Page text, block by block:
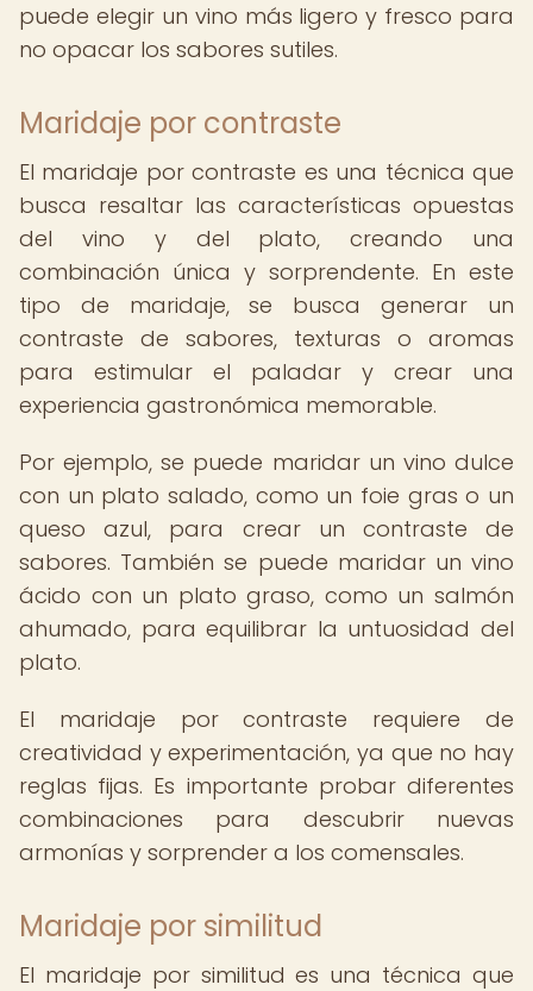
puede elegir un vino más ligero y fresco para
no opacar los sabores sutiles.
Maridaje por contraste
El maridaje por contraste es una técnica que
busca resaltar las características opuestas
del vino y del plato, creando una
combinación única y sorprendente. En este
tipo de maridaje, se busca generar un
contraste de sabores, texturas o aromas
para estimular el paladar y crear una
experiencia gastronómica memorable.
Por ejemplo, se puede maridar un vino dulce
con un plato salado, como un foie gras o un
queso azul, para crear un contraste de
sabores. También se puede maridar un vino
ácido con un plato graso, como un salmón
ahumado, para equilibrar la untuosidad del
plato.
El maridaje por contraste requiere de
creatividad y experimentación, ya que no hay
reglas fijas. Es importante probar diferentes
combinaciones para descubrir nuevas
armonías y sorprender a los comensales.
Maridaje por similitud
El maridaje por similitud es una técnica que